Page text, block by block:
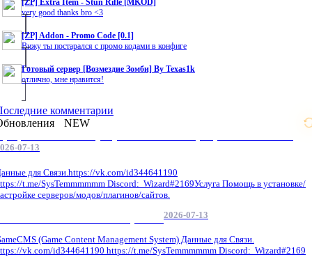
[ZP] Extra Item - Stun Rifle [MKOD]
very good thanks bro <3
[ZP] Addon - Promo Code [0.1]
Вижу ты постарался с промо кодами в конфиге
Готовый сервер [Возмездие Зомби] By Texas1k
отлично, мне нравится!
комментарии
NEW
07-13
для Связи.https://vk.com/id344641190
t.me/SysTemmmmmm Discord: Wizard#2169Услуга Помощь в установке/
серверов/модов/плагинов/сайтов.
2026-07-13
(Game Content Management System) Данные для Связи.
vk.com/id344641190 https://t.me/SysTemmmmmm Discord: Wizard#2169